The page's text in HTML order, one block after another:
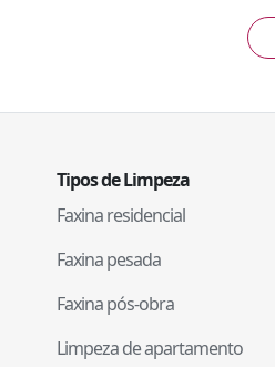
Tipos de Limpeza
Faxina residencial
Faxina pesada
Faxina pós-obra
Limpeza de apartamento